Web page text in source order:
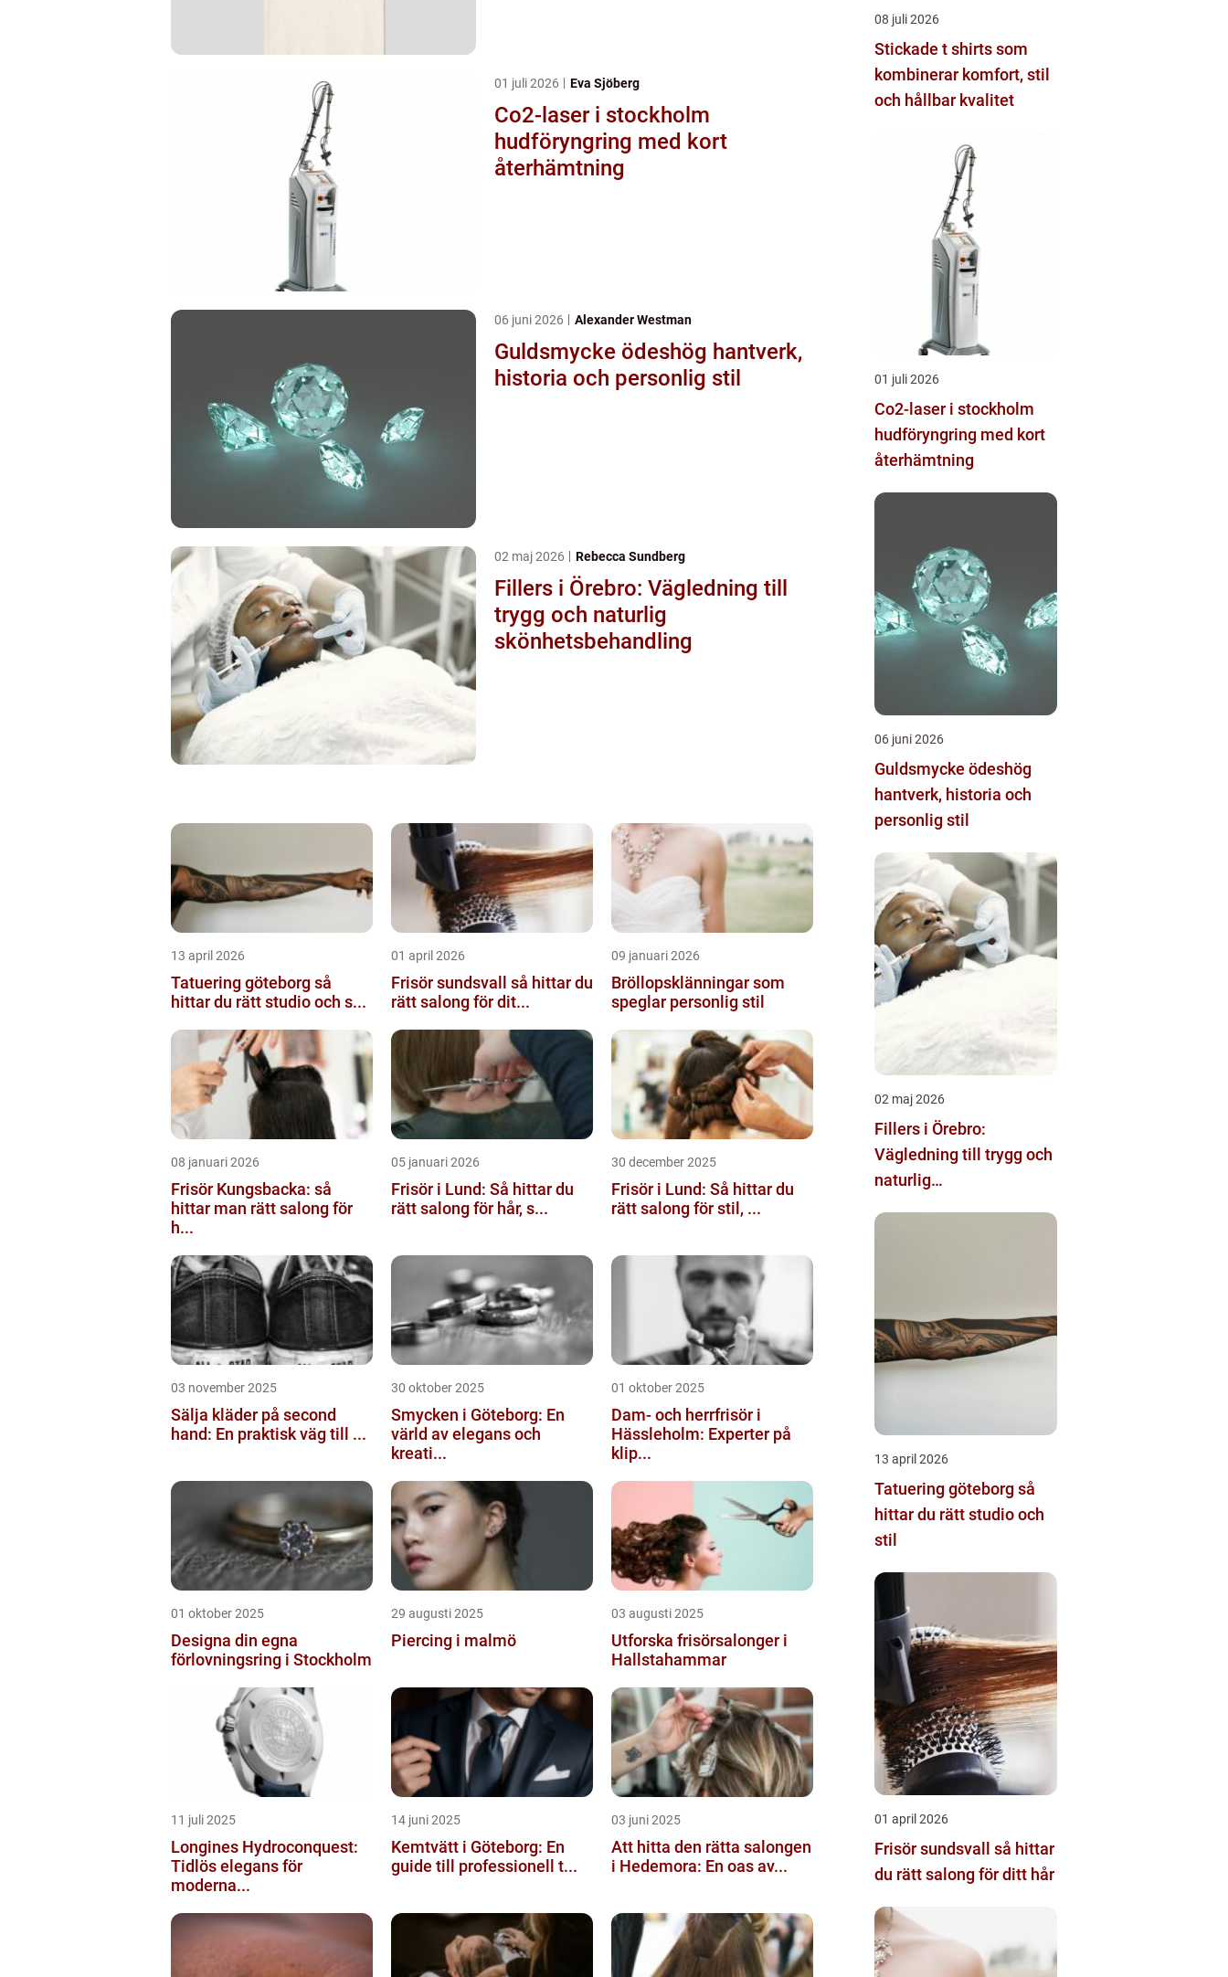
01 juli 2026 Eva Sjöberg
Co2-laser i stockholm
hudföryngring med kort
återhämtning
06 juni 2026 Alexander Westman
Guldsmycke ödeshög hantverk,
historia och personlig stil
02 maj 2026 Rebecca Sundberg
Fillers i Örebro: Vägledning till
trygg och naturlig
skönhetsbehandling
13 april 2026
Tatuering göteborg så
hittar du rätt studio och s...
01 april 2026
Frisör sundsvall så hittar du
rätt salong för dit...
09 januari 2026
Bröllopsklänningar som
speglar personlig stil
08 januari 2026
Frisör Kungsbacka: så
hittar man rätt salong för
h...
05 januari 2026
Frisör i Lund: Så hittar du
rätt salong för hår, s...
30 december 2025
Frisör i Lund: Så hittar du
rätt salong för stil, ...
03 november 2025
Sälja kläder på second
hand: En praktisk väg till ...
30 oktober 2025
Smycken i Göteborg: En
värld av elegans och
kreati...
01 oktober 2025
Dam- och herrfrisör i
Hässleholm: Experter på
klip...
01 oktober 2025
Designa din egna
förlovningsring i Stockholm
29 augusti 2025
Piercing i malmö
03 augusti 2025
Utforska frisörsalonger i
Hallstahammar
11 juli 2025
Longines Hydroconquest:
Tidlös elegans för
moderna...
14 juni 2025
Kemtvätt i Göteborg: En
guide till professionell t...
03 juni 2025
Att hitta den rätta salongen
i Hedemora: En oas av...
08 juli 2026
Stickade t shirts som
kombinerar komfort, stil
och hållbar kvalitet
01 juli 2026
Co2-laser i stockholm
hudföryngring med kort
återhämtning
06 juni 2026
Guldsmycke ödeshög
hantverk, historia och
personlig stil
02 maj 2026
Fillers i Örebro:
Vägledning till trygg och
naturlig
13 april 2026
Tatuering göteborg så
hittar du rätt studio och
stil
01 april 2026
Frisör sundsvall så hittar
du rätt salong för ditt hår